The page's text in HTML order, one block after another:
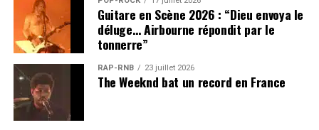
Guitare en Scène 2026 : “Dieu envoya le
déluge… Airbourne répondit par le
tonnerre”
RAP-RNB 23 juillet 2026
The Weeknd bat un record en France